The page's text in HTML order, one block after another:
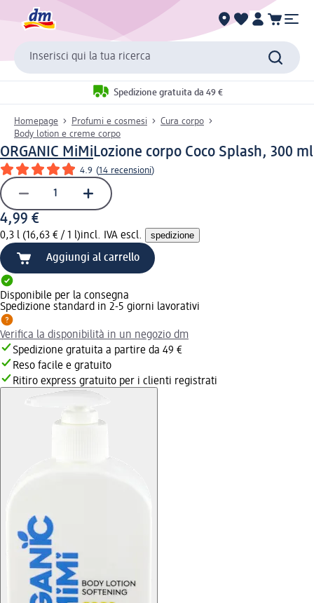
Inserisci qui la tua ricerca
Spedizione gratuita da 49 €
Homepage Profumi e cosmesi
Cura corpo
Body lotion e creme corpo
ORGANIC MiMiLozione corpo Coco Splash, 300 ml
4.9 (14 recensioni)
4,99 €
0,3 l (16,63 € / 1 l)incl. IVA escl. spedizione
Aggiungi al carrello
Disponibile per la consegna
Spedizione standard in 2-5 giorni lavorativi
Verifica la disponibilità in un negozio dm
Spedizione gratuita a partire da 49 €
Reso facile e gratuito
Ritiro express gratuito per i clienti registrati